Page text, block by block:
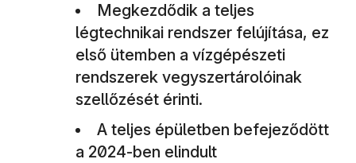
Megkezdődik a teljes
légtechnikai rendszer felújítása, ez
első ütemben a vízgépészeti
rendszerek vegyszertárolóinak
szellőzését érinti.
A teljes épületben befejeződött
a 2024-ben elindult